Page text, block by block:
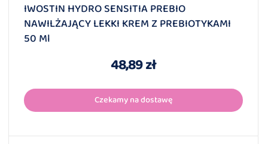
IWOSTIN HYDRO SENSITIA PREBIO
NAWILŻAJĄCY LEKKI KREM Z PREBIOTYKAMI
50 Ml
48,89 zł
Czekamy na dostawę